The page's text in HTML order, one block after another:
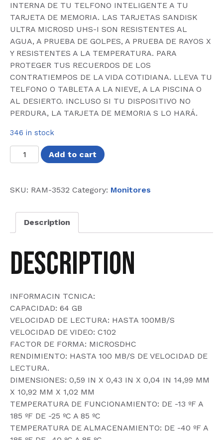
INTERNA DE TU TELFONO INTELIGENTE A TU
TARJETA DE MEMORIA. LAS TARJETAS SANDISK
ULTRA MICROSD UHS-I SON RESISTENTES AL
AGUA, A PRUEBA DE GOLPES, A PRUEBA DE RAYOS X
Y RESISTENTES A LA TEMPERATURA. PARA
PROTEGER TUS RECUERDOS DE LOS
CONTRATIEMPOS DE LA VIDA COTIDIANA. LLEVA TU
TELFONO O TABLETA A LA NIEVE, A LA PISCINA O
AL DESIERTO. INCLUSO SI TU DISPOSITIVO NO
PERDURA, LA TARJETA DE MEMORIA S LO HARÁ.
346 in stock
MEMORIA
SANDISK
MICRO
ULTRA
quantity
Add to cart
SKU: RAM-3532 Category: Monitores
Description
Description
INFORMACIN TCNICA:
CAPACIDAD: 64 GB
VELOCIDAD DE LECTURA: HASTA 100MB/S
VELOCIDAD DE VIDEO: C102
FACTOR DE FORMA: MICROSDHC
RENDIMIENTO: HASTA 100 MB/S DE VELOCIDAD DE
LECTURA.
DIMENSIONES: 0,59 IN X 0,43 IN X 0,04 IN 14,99 MM
X 10,92 MM X 1,02 MM
TEMPERATURA DE FUNCIONAMIENTO: DE -13 ºF A
185 ºF DE -25 ºC A 85 ºC
TEMPERATURA DE ALMACENAMIENTO: DE -40 ºF A